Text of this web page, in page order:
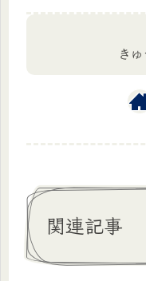
き
関連記事